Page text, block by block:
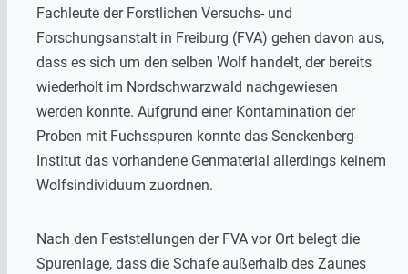
Fachleute der Forstlichen Versuchs- und
Forschungsanstalt in Freiburg (FVA) gehen davon aus,
dass es sich um den selben Wolf handelt, der bereits
wiederholt im Nordschwarzwald nachgewiesen
werden konnte. Aufgrund einer Kontamination der
Proben mit Fuchsspuren konnte das Senckenberg-
Institut das vorhandene Genmaterial allerdings keinem
Wolfsindividuum zuordnen.
Nach den Feststellungen der FVA vor Ort belegt die
Spurenlage, dass die Schafe außerhalb des Zaunes